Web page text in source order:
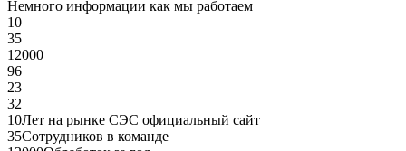
Немного информации как мы работаем
10
35
12000
96
23
32
10Лет на рынке СЭС официальный сайт
35Сотрудников в команде